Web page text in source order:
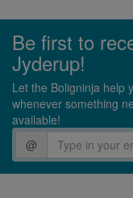
Be first to
Jyderup!
Let the Boligninja help
whenever something
available!
@